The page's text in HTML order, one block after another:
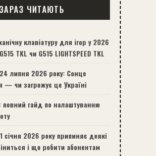
ЗАРАЗ ЧИТАЮТЬ
клавіатуру для ігор у 2026
TKL чи G515 LIGHTSPEED TKL
липня 2026 року: Сонце
— чи загрожує це Україні
повний гайд по налаштуванню
січня 2026 року припиняє деякі
і що робити абонентам